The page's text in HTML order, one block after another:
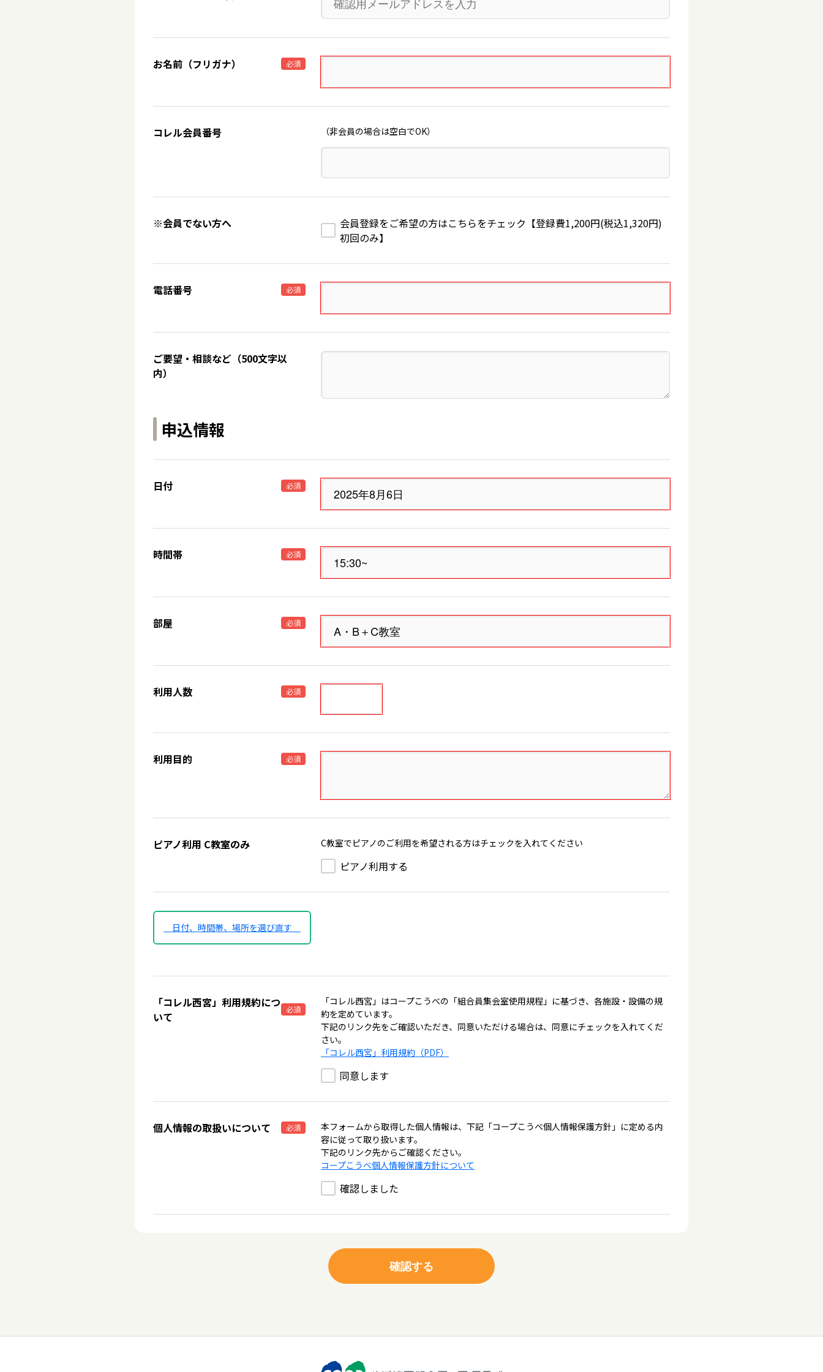
お名前（フリガナ） 必須
コレル会員番号 （非会員の場合は空白でOK）
※会員でない方へ
会員登録をご希望の方はこちらをチェック【登録費1,200円(税込1,320円)
初回のみ】
電話番号 必須
ご要望・相談など（500文字以
内）
申込情報
日付 必須
時間帯 必須
部屋 必須
利用人数 必須
利用目的 必須
ピアノ利用 C教室のみ C教室でピアノのご利用を希望される方はチェックを入れてください
ピアノ利用する
日付、時間帯、場所を選び直す
「コレル西宮」利用規約につ
いて
必須
「コレル西宮」はコープこうべの「組合員集会室使用規程」に基づき、各施設・設備の規
約を定めています。
下記のリンク先をご確認いただき、同意いただける場合は、同意にチェックを入れてくだ
さい。
「コレル西宮」利用規約（PDF）
同意します
個人情報の取扱いについて 必須
本フォームから取得した個人情報は、下記「コープこうべ個人情報保護方針」に定める内
容に従って取り扱います。
下記のリンク先からご確認ください。
コープこうべ個人情報保護方針について
確認しました